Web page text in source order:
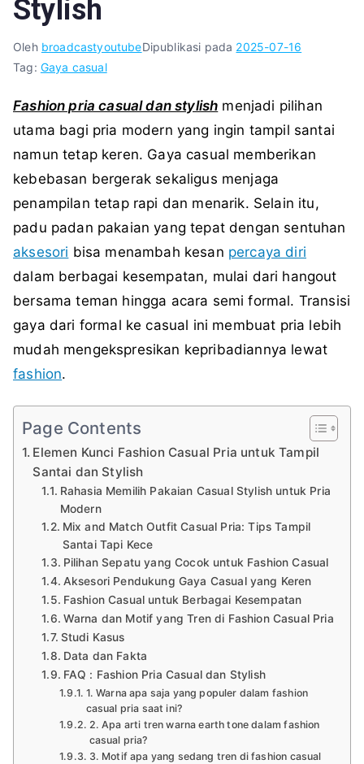
Stylish
Oleh broadcastyoutubeDipublikasi pada 2025-07-16
Tag: Gaya casual
Fashion pria casual dan stylish menjadi pilihan
utama bagi pria modern yang ingin tampil santai
namun tetap keren. Gaya casual memberikan
kebebasan bergerak sekaligus menjaga
penampilan tetap rapi dan menarik. Selain itu,
padu padan pakaian yang tepat dengan sentuhan
aksesori bisa menambah kesan percaya diri
dalam berbagai kesempatan, mulai dari hangout
bersama teman hingga acara semi formal. Transisi
gaya dari formal ke casual ini membuat pria lebih
mudah mengekspresikan kepribadiannya lewat
fashion.
Page Contents
Elemen Kunci Fashion Casual Pria untuk Tampil
Santai dan Stylish
Rahasia Memilih Pakaian Casual Stylish untuk Pria
Modern
Mix and Match Outfit Casual Pria: Tips Tampil
Santai Tapi Kece
Pilihan Sepatu yang Cocok untuk Fashion Casual
Aksesori Pendukung Gaya Casual yang Keren
Fashion Casual untuk Berbagai Kesempatan
Warna dan Motif yang Tren di Fashion Casual Pria
Studi Kasus
Data dan Fakta
FAQ : Fashion Pria Casual dan Stylish
1. Warna apa saja yang populer dalam fashion
casual pria saat ini?
2. Apa arti tren warna earth tone dalam fashion
casual pria?
3. Motif apa yang sedang tren di fashion casual